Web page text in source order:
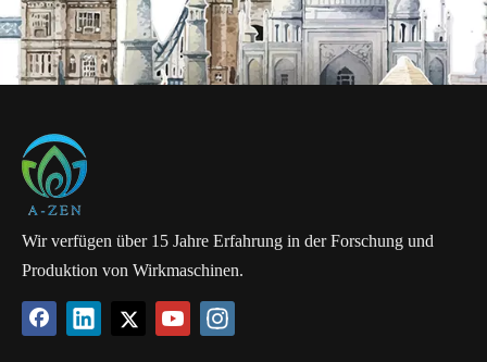
Schusseintrag-Träger, der durch das Tragen paralleler Garne eine
horizontale Bewegung der Inlay-Struktur erzeugt.
Für biaxiale Raschel-Stoffe könnten Glasfasergarn oder andere
schwere Materialien verwendet werden, und die Stoffe werden
Oberbekleidung verwendet.
Wir verfügen über 15 Jahre Erfahrung in der Forschung und
Produktion von Wirkmaschinen.